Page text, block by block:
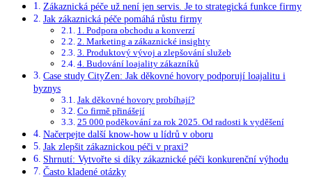
Zákaznická péče už není jen servis. Je to strategická funkce firmy
Jak zákaznická péče pomáhá růstu firmy
1. Podpora obchodu a konverzí
2. Marketing a zákaznické insighty
3. Produktový vývoj a zlepšování služeb
4. Budování loajality zákazníků
Case study CityZen: Jak děkovné hovory podporují loajalitu i
byznys
Jak děkovné hovory probíhají?
Co firmě přinášejí
25 000 poděkování za rok 2025. Od radosti k vyděšení
Načerpejte další know-how u lídrů v oboru
Jak zlepšit zákaznickou péči v praxi?
Shrnutí: Vytvořte si díky zákaznické péči konkurenční výhodu
Často kladené otázky